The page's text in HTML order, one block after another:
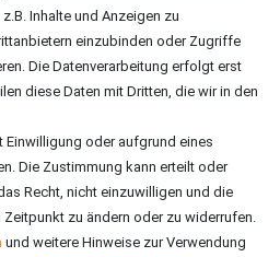
Inhalte und Anzeigen zu
einzubinden oder Zugriffe
Die Datenverarbeitung erfolgt erst
diese Daten mit Dritten, die wir in den
Einwilligung oder aufgrund eines
Die Zustimmung kann erteilt oder
Recht, nicht einzuwilligen und die
zu ändern oder zu widerrufen.
und weitere Hinweise zur Verwendung